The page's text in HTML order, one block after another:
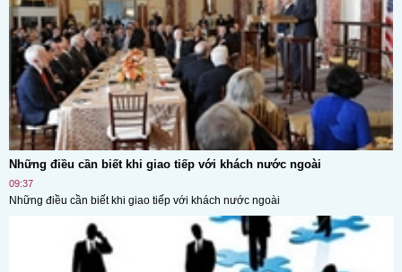
Những điều cần biết khi giao tiếp với khách nước ngoài
09:37
Những điều cần biết khi giao tiếp với khách nước ngoài